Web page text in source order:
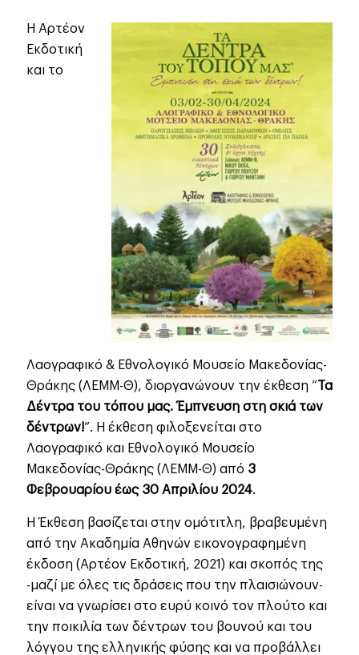
Η Αρτέον
Εκδοτική
και το
Λαογραφικό & Εθνολογικό Μουσείο Μακεδονίας-
Θράκης (ΛΕΜΜ-Θ), διοργανώνουν την έκθεση “Τα
Δέντρα του τόπου μας. Έμπνευση στη σκιά των
δέντρων!“. Η έκθεση φιλοξενείται στο
Λαογραφικό και Εθνολογικό Μουσείο
Μακεδονίας-Θράκης (ΛΕΜΜ-Θ) από 3
Φεβρουαρίου έως 30 Απριλίου 2024.
Η Έκθεση βασίζεται στην ομότιτλη, βραβευμένη
από την Ακαδημία Αθηνών εικονογραφημένη
έκδοση (Αρτέον Εκδοτική, 2021) και σκοπός της
-μαζί με όλες τις δράσεις που την πλαισιώνουν-
είναι να γνωρίσει στο ευρύ κοινό τον πλούτο και
την ποικιλία των δέντρων του βουνού και του
λόγγου της ελληνικής φύσης και να προβάλλει